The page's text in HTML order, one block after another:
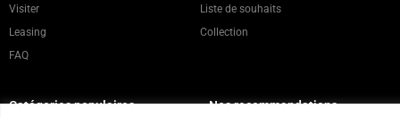
Visiter
Leasing
FAQ
Liste de souhaits
Collection
Catégories populaires Nos recommandations